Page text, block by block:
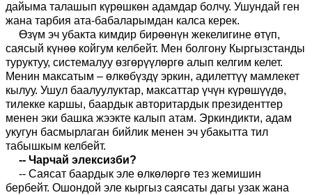
дайыма талашып күрөшкөн адамдар болчу. Ушундай ген
жана тарбия ата-бабаларымдан калса керек.
Өзүм эч убакта кимдир бирөөнүн жекелигине өтүп,
саясый күнөө койгум келбейт. Мен болгону Кыргызстанды
туруктуу, системалуу өзгөрүүлөргө алып келгим келет.
Менин максатым – өлкөбүздү эркин, адилеттүү мамлекет
кылуу. Ушул баалуулуктар, максаттар үчүн күрөшүүдө,
тилекке каршы, баардык авторитардык президенттер
менен эки башка жээкте калып атам. Эркиндикти, адам
укугун басмырлаган бийлик менен эч убакытта тил
табышкым келбейт.
-- Чарчай элексизби?
-- Саясат баардык эле өлкөлөргө тез жемишин
бербейт. Ошондой эле кыргыз саясаты дагы узак жана